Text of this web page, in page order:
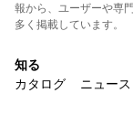
報から、ユーザーや専
多く掲載しています。
知る
カタログ
ニュース